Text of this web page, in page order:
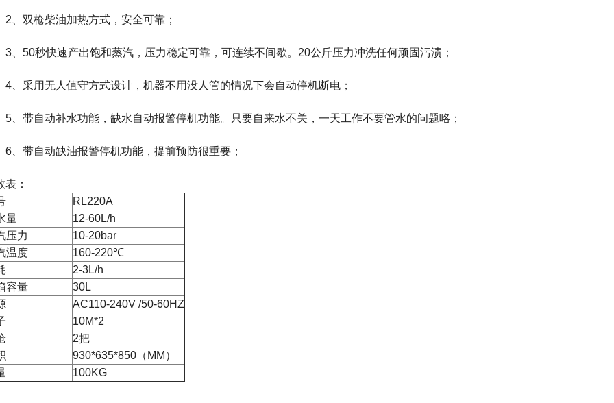
双枪柴油加热方式，安全可靠；
秒快速产出饱和蒸汽，压力稳定可靠，可连续不间歇。20公斤压力冲洗任何顽固污渍；
用无人值守方式设计，机器不用没人管的情况下会自动停机断电；
自动补水功能，缺水自动报警停机功能。只要自来水不关，一天工作不要管水的问题咯；
自动缺油报警停机功能，提前预防很重要；
表：
RL220A
量
12-60L/h
压力
10-20bar
汽温度
160-220℃
2-3L/h
容量
30L
AC110-240V /50-60HZ
10M*2
2把
930*635*850（MM）
100KG